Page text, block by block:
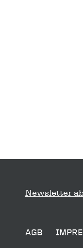
Newsletter
AGB